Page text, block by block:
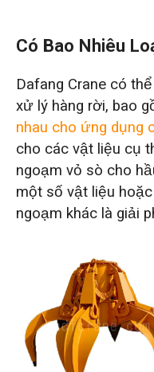
Có Bao Nhiêu
Dafang Crane có
xử lý hàng rời, bao
nhau cho ứng dụng
cho các vật liệu cụ
ngoạm vỏ sò cho
một số vật liệu
ngoạm khác là giải